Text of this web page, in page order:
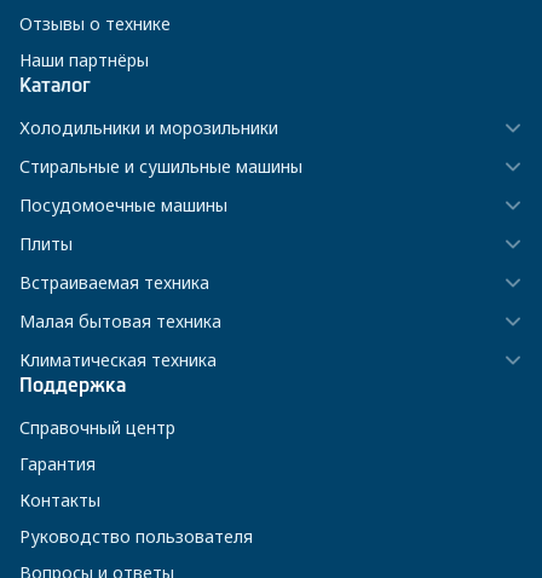
Отзывы о технике
Наши партнёры
Каталог
Холодильники и морозильники
Стиральные и сушильные машины
Посудомоечные машины
Плиты
Встраиваемая техника
Малая бытовая техника
Климатическая техника
Поддержка
Справочный центр
Гарантия
Контакты
Руководство пользователя
Вопросы и ответы